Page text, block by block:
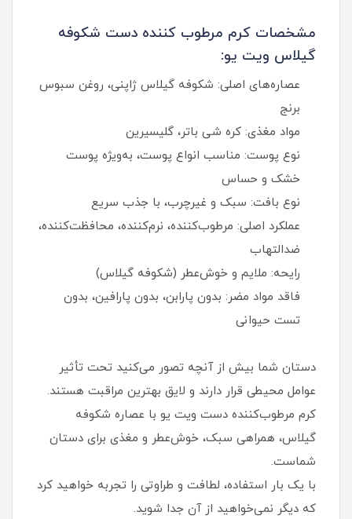
مشخصات کرم مرطوب کننده دست شکوفه
گیلاس ویت یو:
عصاره‌های اصلی: شکوفه گیلاس ژاپنی، روغن سبوس
برنج
مواد مغذی: کره شی باتر، گلیسیرین
نوع پوست: مناسب انواع پوست، به‌ویژه پوست
خشک و حساس
نوع بافت: سبک و غیرچرب، با جذب سریع
عملکرد اصلی: مرطوب‌کننده، نرم‌کننده، محافظت‌کننده،
ضدالتهاب
رایحه: ملایم و خوش‌عطر (شکوفه گیلاس)
فاقد مواد مضر: بدون پارابن، بدون پارافین، بدون
تست حیوانی
دستان شما بیش از آنچه تصور می‌کنید تحت تأثیر
عوامل محیطی قرار دارند و لایق بهترین مراقبت هستند.
کرم مرطوب‌کننده دست ویت یو با عصاره شکوفه
گیلاس، همراهی سبک، خوش‌عطر و مغذی برای دستان
شماست.
با یک بار استفاده، لطافت و طراوتی را تجربه خواهید کرد
که دیگر نمی‌خواهید از آن جدا شوید.